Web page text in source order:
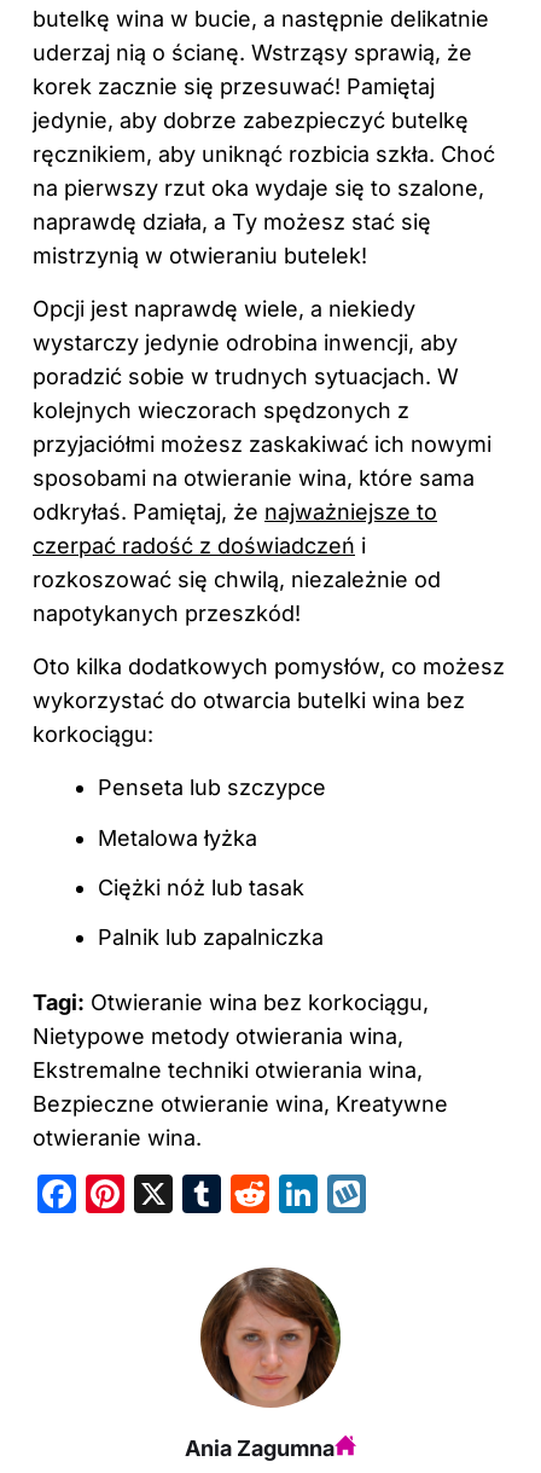
butelkę wina w bucie, a następnie delikatnie
uderzaj nią o ścianę. Wstrząsy sprawią, że
korek zacznie się przesuwać! Pamiętaj
jedynie, aby dobrze zabezpieczyć butelkę
ręcznikiem, aby uniknąć rozbicia szkła. Choć
na pierwszy rzut oka wydaje się to szalone,
naprawdę działa, a Ty możesz stać się
mistrzynią w otwieraniu butelek!
Opcji jest naprawdę wiele, a niekiedy
wystarczy jedynie odrobina inwencji, aby
poradzić sobie w trudnych sytuacjach. W
kolejnych wieczorach spędzonych z
przyjaciółmi możesz zaskakiwać ich nowymi
sposobami na otwieranie wina, które sama
odkryłaś. Pamiętaj, że najważniejsze to
czerpać radość z doświadczeń i
rozkoszować się chwilą, niezależnie od
napotykanych przeszkód!
Oto kilka dodatkowych pomysłów, co możesz
wykorzystać do otwarcia butelki wina bez
korkociągu:
Penseta lub szczypce
Metalowa łyżka
Ciężki nóż lub tasak
Palnik lub zapalniczka
Tagi: Otwieranie wina bez korkociągu,
Nietypowe metody otwierania wina,
Ekstremalne techniki otwierania wina,
Bezpieczne otwieranie wina, Kreatywne
otwieranie wina.
F
Pi X
T
m
bl
r
R
d
di
t
Li
e
dI
n
Ania Zagumna